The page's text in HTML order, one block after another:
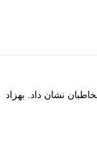
نشان داد. بهزاد